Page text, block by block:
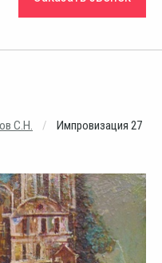
С.Н. Импровизация 27